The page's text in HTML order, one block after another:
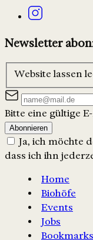
Newsletter
Website lassen
Bitte eine gültige
Abonnieren
Ja, ich möchte
dass ich ihn
Home
Biohöfe
Events
Jobs
Bookmarks